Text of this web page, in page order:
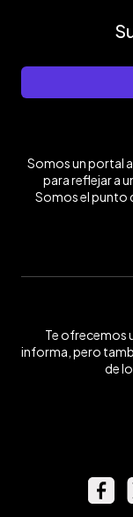
Somos un portal
para reflejar a
Somos el punto
Te ofrecemos
informa, pero
de